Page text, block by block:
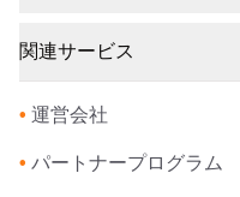
関連サービス
• 運営会社
• パートナープログラム